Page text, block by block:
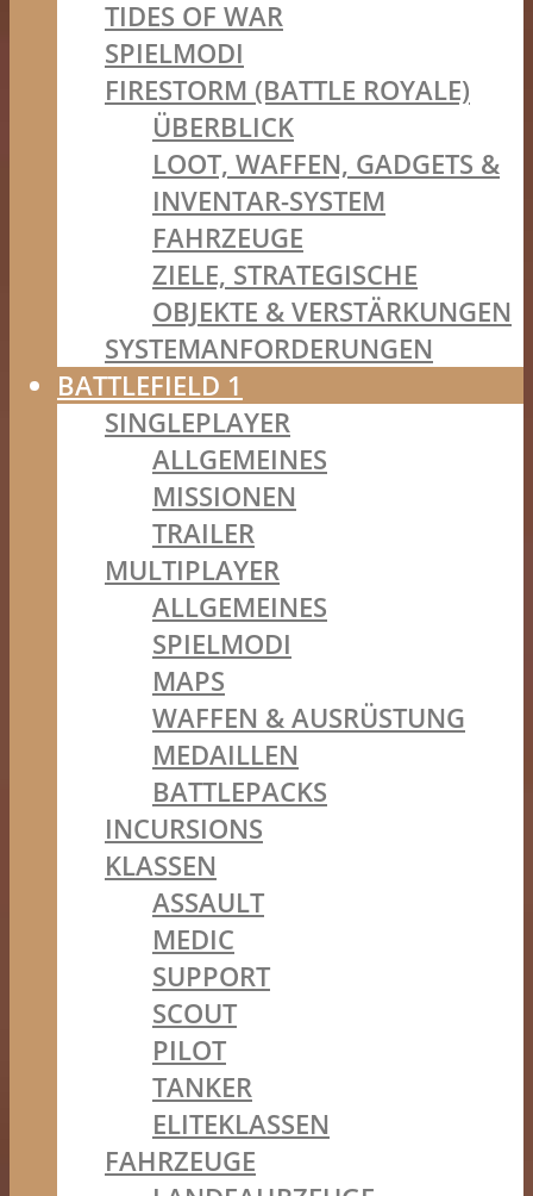
TIDES OF WAR
SPIELMODI
FIRESTORM (BATTLE ROYALE)
ÜBERBLICK
LOOT, WAFFEN, GADGETS &
INVENTAR-SYSTEM
FAHRZEUGE
ZIELE, STRATEGISCHE
OBJEKTE & VERSTÄRKUNGEN
SYSTEMANFORDERUNGEN
BATTLEFIELD 1
SINGLEPLAYER
ALLGEMEINES
MISSIONEN
TRAILER
MULTIPLAYER
ALLGEMEINES
SPIELMODI
MAPS
WAFFEN & AUSRÜSTUNG
MEDAILLEN
BATTLEPACKS
INCURSIONS
KLASSEN
ASSAULT
MEDIC
SUPPORT
SCOUT
PILOT
TANKER
ELITEKLASSEN
FAHRZEUGE